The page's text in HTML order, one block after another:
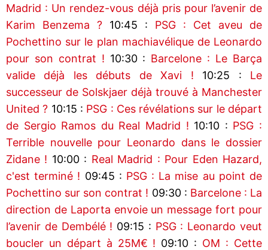
Madrid : Un rendez-vous déjà pris pour l’avenir de
Karim Benzema ? 10:45 : PSG : Cet aveu de
Pochettino sur le plan machiavélique de Leonardo
pour son contrat ! 10:30 : Barcelone : Le Barça
valide déjà les débuts de Xavi ! 10:25 : Le
successeur de Solskjaer déjà trouvé à Manchester
United ? 10:15 : PSG : Ces révélations sur le départ
de Sergio Ramos du Real Madrid ! 10:10 : PSG :
Terrible nouvelle pour Leonardo dans le dossier
Zidane ! 10:00 : Real Madrid : Pour Eden Hazard,
c'est terminé ! 09:45 : PSG : La mise au point de
Pochettino sur son contrat ! 09:30 : Barcelone : La
direction de Laporta envoie un message fort pour
l’avenir de Dembélé ! 09:15 : PSG : Leonardo veut
boucler un départ à 25M€ ! 09:10 : OM : Cette